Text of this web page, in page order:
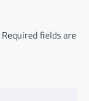
Required fields are